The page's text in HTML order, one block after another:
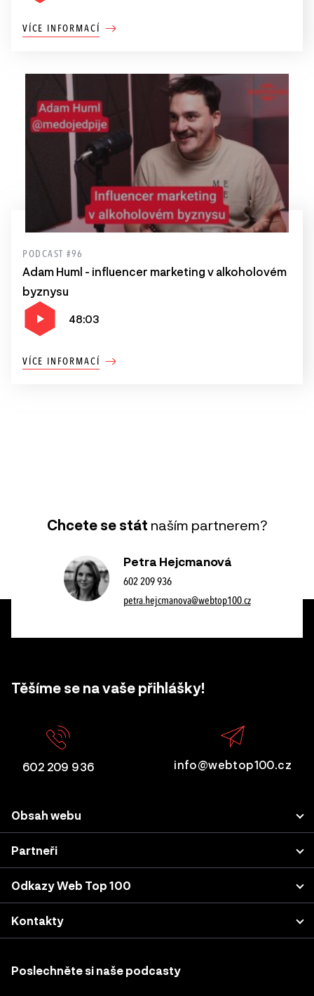
VÍCE INFORMACÍ
PODCAST #96
Adam Huml - influencer marketing v alkoholovém
byznysu
48:03
VÍCE INFORMACÍ
Chcete se stát naším partnerem?
Petra Hejcmanová
602 209 936
petra.hejcmanova@webtop100.cz
Těšíme se na vaše přihlášky!
602 209 936 info@webtop100.cz
Obsah webu
Porota
Přihlášení projektu
Akce a konference
Kategorie a kritéria
Nastavení cookies
Partneři
LUPA.cz
Podnikatel.cz
Odkazy Web Top 100
Výsledky z minulých let
Katalog agentur
Kontakty
Vodičkova 710/31
Poslechněte si naše podcasty